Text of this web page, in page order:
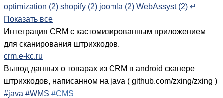
optimization (2) shopify (2) joomla (2) WebAssyst (2) ↵
Показать все
Интеграция CRM с кастомизированным приложением
для сканирования штрихкодов.
crm.e-kc.ru
Вывод данных о товарах из CRM в android сканере
штрихкодов, написанном на java ( github.com/zxing/zxing )
#java #WMS #CMS